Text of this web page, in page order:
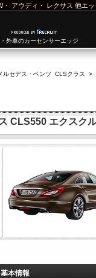
・ アウディ ・ レクサス 他エッ
外車のカーセンサーエッジ
ルセデス・ベンツ CLSクラス >
CLS550 エクスク
基本情報